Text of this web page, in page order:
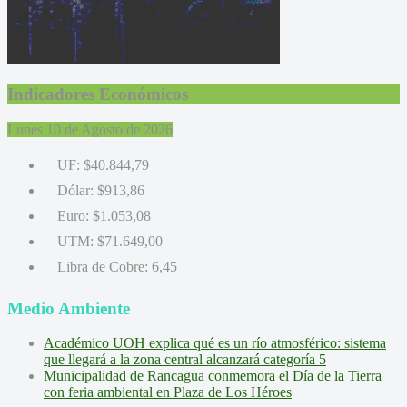
Indicadores Económicos
Lunes 10 de Agosto de 2026
UF: $40.844,79
Dólar: $913,86
Euro: $1.053,08
UTM: $71.649,00
Libra de Cobre: 6,45
Medio Ambiente
Académico UOH explica qué es un río atmosférico: sistema
que llegará a la zona central alcanzará categoría 5
Municipalidad de Rancagua conmemora el Día de la Tierra
con feria ambiental en Plaza de Los Héroes